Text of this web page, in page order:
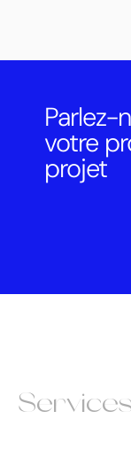
Parlez-
votre
projet
Services